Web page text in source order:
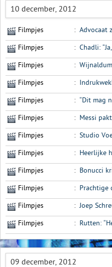
10 december, 2012
Filmpjes : Advocaat
Filmpjes : Chadli:
Filmpjes :
Filmpjes :
Filmpjes : “Dit mag
Filmpjes : Messi
Filmpjes : Studio
Filmpjes : Heerlijke
Filmpjes : Bonucci
Filmpjes : Prachtige
Filmpjes : Joep
Filmpjes : Rutten:
09 december, 2012